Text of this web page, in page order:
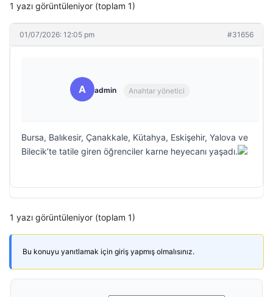
1 yazı görüntüleniyor (toplam 1)
01/07/2026: 12:05 pm #31656
A admin Anahtar yönetici
Bursa, Balıkesir, Çanakkale, Kütahya, Eskişehir, Yalova ve
Bilecik’te tatile giren öğrenciler karne heyecanı yaşadı.
1 yazı görüntüleniyor (toplam 1)
Bu konuyu yanıtlamak için giriş yapmış olmalısınız.